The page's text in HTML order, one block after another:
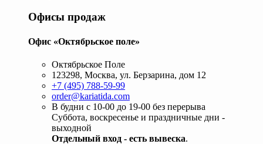
Офисы продаж
Офис «Октябрьское поле»
Октябрьское Поле
123298, Москва, ул. Берзарина, дом 12
+7 (495) 788-59-99
order@kariatida.com
В будни с 10-00 до 19-00 без перерыва
Суббота, воскресенье и праздничные дни -
выходной
Отдельный вход - есть вывеска.